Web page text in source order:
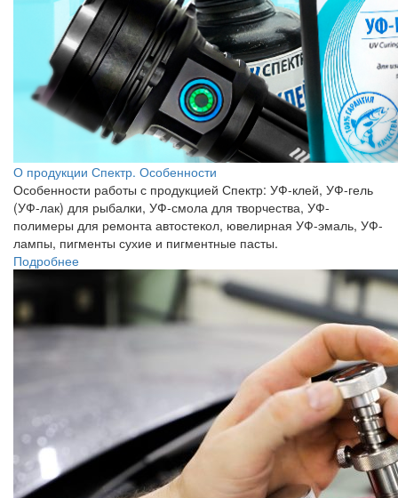
О продукции Спектр. Особенности
Особенности работы с продукцией Спектр: УФ-клей, УФ-гель
(УФ-лак) для рыбалки, УФ-смола для творчества, УФ-
полимеры для ремонта автостекол, ювелирная УФ-эмаль, УФ-
лампы, пигменты сухие и пигментные пасты.
Подробнее